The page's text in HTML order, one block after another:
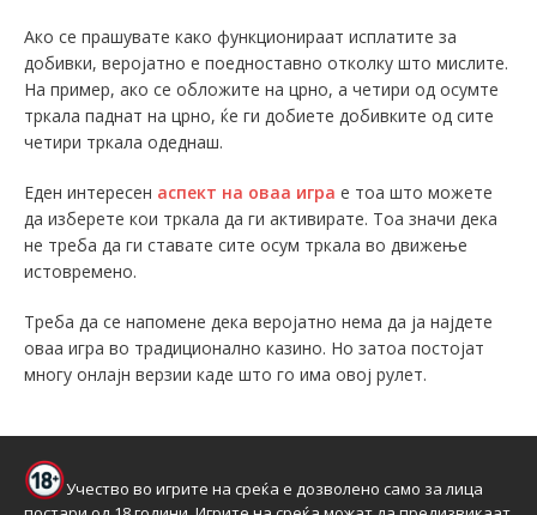
Ако се прашувате како функционираат исплатите за
добивки, веројатно е поедноставно отколку што мислите.
На пример, ако се обложите на црно, а четири од осумте
тркала паднат на црно, ќе ги добиете добивките од сите
четири тркала одеднаш.
Еден интересен аспект на оваа игра е тоа што можете
да изберете кои тркала да ги активирате. Тоа значи дека
не треба да ги ставате сите осум тркала во движење
истовремено.
Треба да се напомене дека веројатно нема да ја најдете
оваа игра во традиционално казино. Но затоа постојат
многу онлајн верзии каде што го има овој рулет.
Учество во игрите на среќа е дозволено само за лица